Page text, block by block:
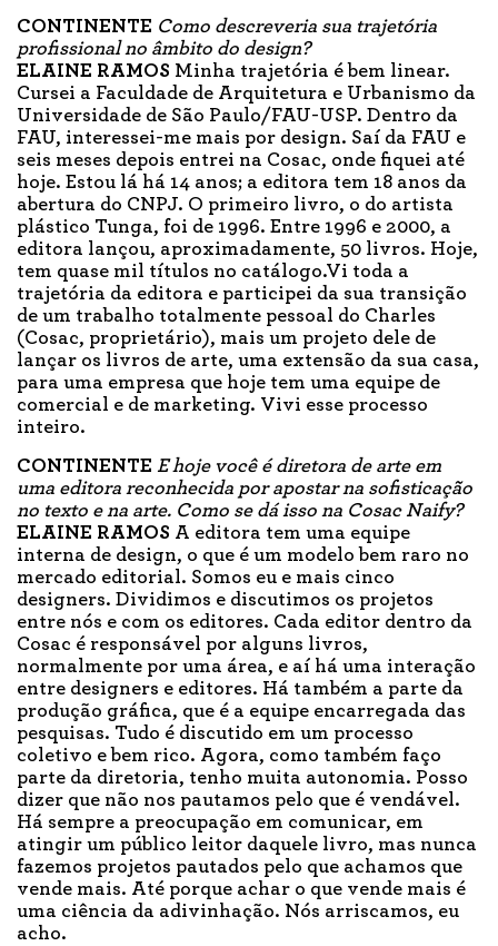
CONTINENTE Como descreveria sua trajetória
profissional no âmbito do design?
ELAINE RAMOS Minha trajetória é bem linear.
Cursei a Faculdade de Arquitetura e Urbanismo da
Universidade de São Paulo/FAU-USP. Dentro da
FAU, interessei-me mais por design. Saí da FAU e
seis meses depois entrei na Cosac, onde fiquei até
hoje. Estou lá há 14 anos; a editora tem 18 anos da
abertura do CNPJ. O primeiro livro, o do artista
plástico Tunga, foi de 1996. Entre 1996 e 2000, a
editora lançou, aproximadamente, 50 livros. Hoje,
tem quase mil títulos no catálogo.Vi toda a
trajetória da editora e participei da sua transição
de um trabalho totalmente pessoal do Charles
(Cosac, proprietário), mais um projeto dele de
lançar os livros de arte, uma extensão da sua casa,
para uma empresa que hoje tem uma equipe de
comercial e de marketing. Vivi esse processo
inteiro.
CONTINENTE E hoje você é diretora de arte em
uma editora reconhecida por apostar na sofisticação
no texto e na arte. Como se dá isso na Cosac Naify?
ELAINE RAMOS A editora tem uma equipe
interna de design, o que é um modelo bem raro no
mercado editorial. Somos eu e mais cinco
designers. Dividimos e discutimos os projetos
entre nós e com os editores. Cada editor dentro da
Cosac é responsável por alguns livros,
normalmente por uma área, e aí há uma interação
entre designers e editores. Há também a parte da
produção gráfica, que é a equipe encarregada das
pesquisas. Tudo é discutido em um processo
coletivo e bem rico. Agora, como também faço
parte da diretoria, tenho muita autonomia. Posso
dizer que não nos pautamos pelo que é vendável.
Há sempre a preocupação em comunicar, em
atingir um público leitor daquele livro, mas nunca
fazemos projetos pautados pelo que achamos que
vende mais. Até porque achar o que vende mais é
uma ciência da adivinhação. Nós arriscamos, eu
acho.